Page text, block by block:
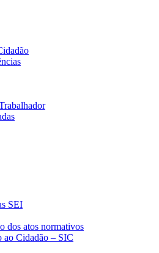
SEI
dos atos normativos
ao Cidadão – SIC